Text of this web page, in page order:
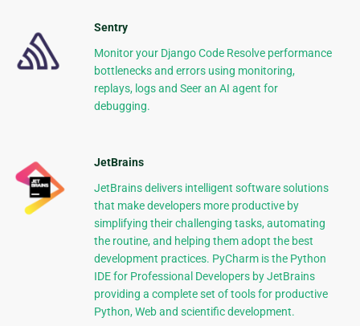
Sentry
Monitor your Django Code Resolve performance
bottlenecks and errors using monitoring,
replays, logs and Seer an AI agent for
debugging.
JetBrains
JetBrains delivers intelligent software solutions
that make developers more productive by
simplifying their challenging tasks, automating
the routine, and helping them adopt the best
development practices. PyCharm is the Python
IDE for Professional Developers by JetBrains
providing a complete set of tools for productive
Python, Web and scientific development.